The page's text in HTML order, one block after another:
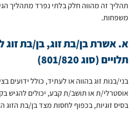
תהליך זה מהווה חלק בלתי נפרד מתהליך
משפחות.
א. אשרת בן/בת זוג, בן/בת זוג
תלויים (סוג 801/820)
בני/בנות זוג בהווה או לעתיד, כולל ידועים
אוסטרלי/ת או תושב/ת קבע, יכולים להגיש
בסיס זוגיות, בכפוף לחסות מצד בן/בת הזוג